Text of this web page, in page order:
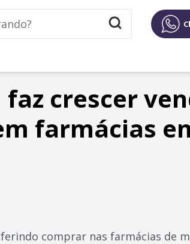
faz crescer
farmácias
comprar nas farmácias de